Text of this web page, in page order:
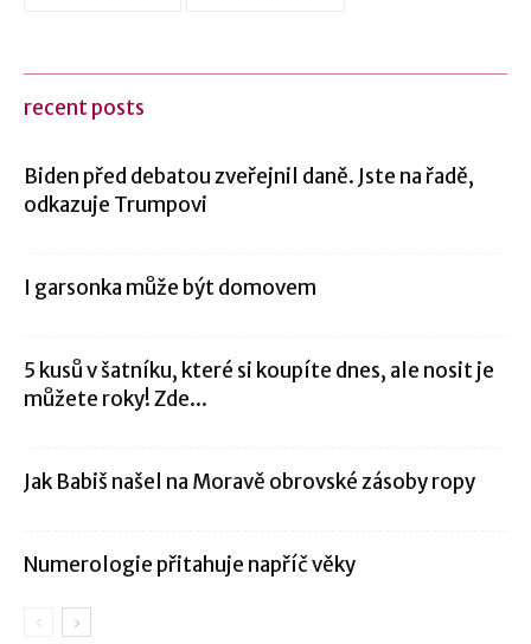
recent posts
Biden před debatou zveřejnil daně. Jste na řadě,
odkazuje Trumpovi
I garsonka může být domovem
5 kusů v šatníku, které si koupíte dnes, ale nosit je
můžete roky! Zde...
Jak Babiš našel na Moravě obrovské zásoby ropy
Numerologie přitahuje napříč věky